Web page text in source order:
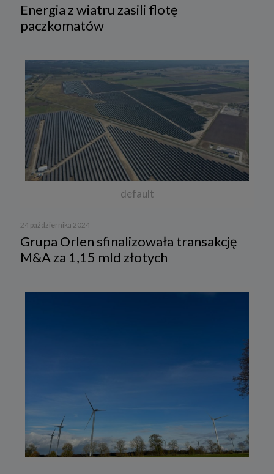
Energia z wiatru zasili flotę
paczkomatów
default
24 października 2024
Grupa Orlen sfinalizowała transakcję
M&A za 1,15 mld złotych